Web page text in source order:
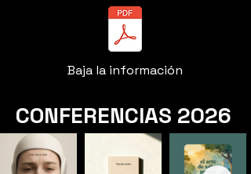
Baja la información
CONFERENCIAS 2026